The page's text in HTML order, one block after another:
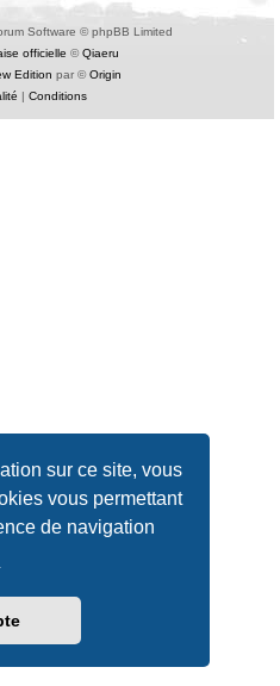
sur ce site, vous
vous permettant
de navigation
Software © phpBB Limited
officielle ©Qiaeru
Edition par ©Origin
| Conditions